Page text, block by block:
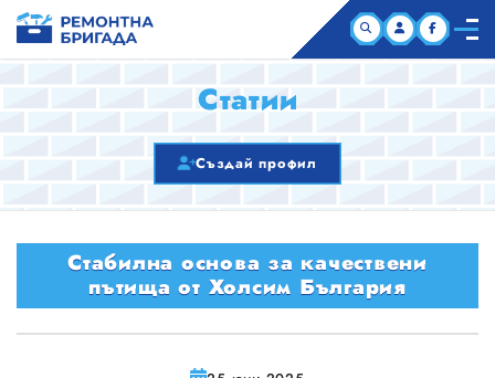
НАЧАЛО
КОМПАНИИ
ЗА НАС
Статии
Създай профил
Стабилна основа за качествени
пътища от Холсим България